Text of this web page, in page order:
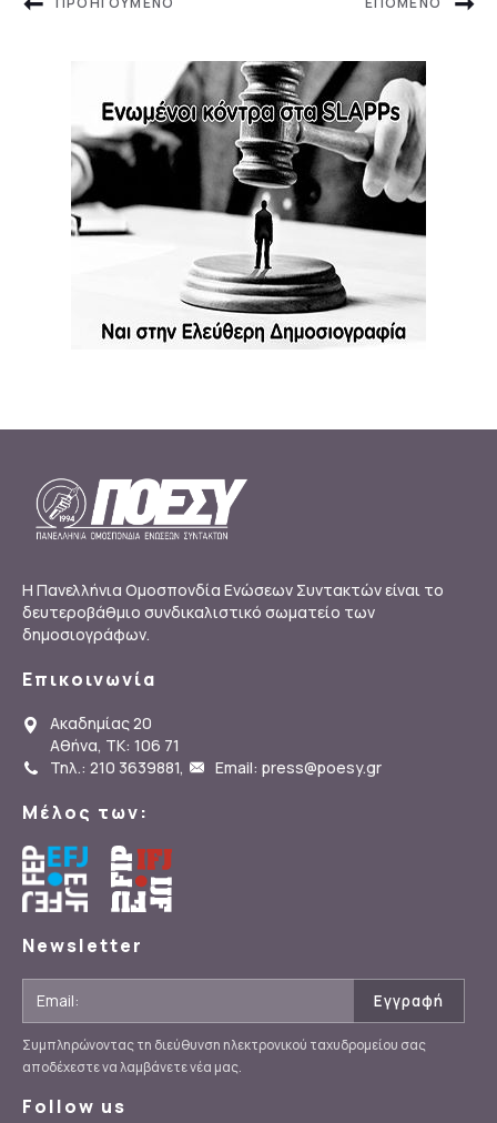
Η Πανελλήνια Ομοσπονδία Ενώσεων Συντακτών είναι το
δευτεροβάθμιο συνδικαλιστικό σωματείο των
δημοσιογράφων.
Επικοινωνία
Ακαδημίας 20
Αθήνα, ΤΚ: 106 71
Τηλ.: 210 3639881, Email: press@poesy.gr
Μέλος των:
Newsletter
Συμπληρώνοντας τη διεύθυνση ηλεκτρονικού ταχυδρομείου σας
αποδέχεστε να λαμβάνετε νέα μας.
Follow us